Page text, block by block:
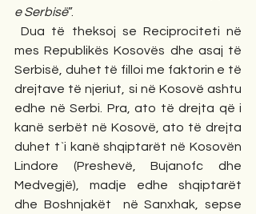
e Serbisë”.
Dua të theksoj se Reciprociteti në
mes Republikës Kosovës dhe asaj të
Serbisë, duhet të filloi me faktorin e të
drejtave të njeriut, si në Kosovë ashtu
edhe në Serbi. Pra, ato të drejta që i
kanë serbët në Kosovë, ato të drejta
duhet t`i kanë shqiptarët në Kosovën
Lindore (Preshevë, Bujanofc dhe
Medvegjë), madje edhe shqiptarët
dhe Boshnjakët  në Sanxhak, sepse